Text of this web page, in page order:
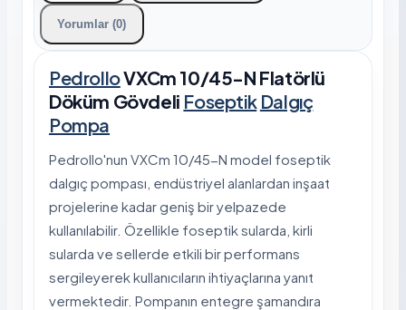
Yorumlar (0)
PedrolloVXCm 10/45-N Flatörlü
Döküm Gövdeli Foseptik Dalgıç
Pompa
Pedrollo'nun VXCm 10/45-N model foseptik
dalgıç pompası, endüstriyel alanlardan inşaat
projelerine kadar geniş bir yelpazede
kullanılabilir. Özellikle foseptik sularda, kirli
sularda ve sellerde etkili bir performans
sergileyerek kullanıcıların ihtiyaçlarına yanıt
vermektedir. Pompanın entegre şamandıra